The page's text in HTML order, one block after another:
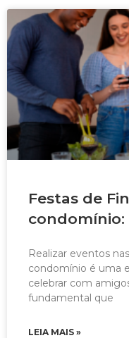
Festas de
condomínio:
Realizar eventos
condomínio é uma
celebrar com
fundamental que
LEIA MAIS »